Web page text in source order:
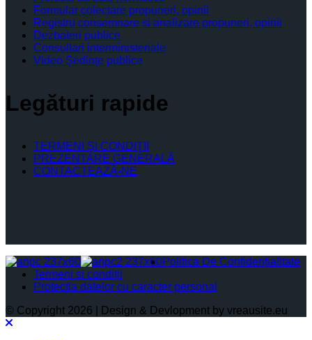
Formular colectare propuneri, opinii
Registru consemnare si analizare propuneri, opinii
Dezbateri publice
Consultari interministeriale
Video Şedinţe publice
Legături rapide
TERMENI ŞI CONDIŢII
PREZENTARE GENERALĂ
CONTACTEAZĂ-NE
Politica De Confidențialitate
Termeni și condiții
Protectia datelor cu caracter personal
© Copyright 2026 | Design & Devlopment by vreausite.eu